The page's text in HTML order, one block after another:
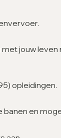
jouw leven
opleidingen.
en